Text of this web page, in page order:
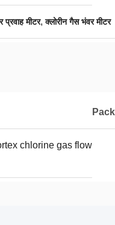
प्रवाह मीटर,क्लोरीन गैस भंवर मीटर
chlorine gas flow